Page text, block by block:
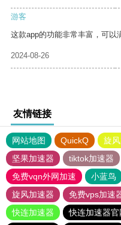
游客
这款app的功能非常丰富，可以
2024-08-26
友情链接
网站地图 QuickQ 旋
坚果加速器
tiktok加速器
免费vqn外网加速
小蓝鸟
旋风加速器
免费vps加速
快连加速器
快连加速器官